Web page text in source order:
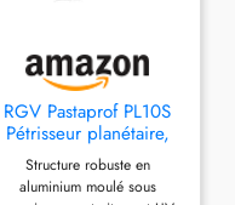
RGV Pastaprof PL10S
Pétrisseur planétaire,
capacité 10 litres,
double crochet, bol en
acier inoxydable, 1500
Structure robuste en
aluminium moulé sous